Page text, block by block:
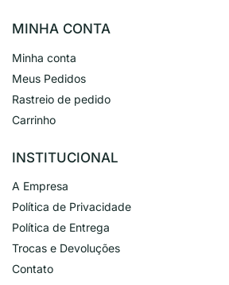
MINHA CONTA
Minha conta
Meus Pedidos
Rastreio de pedido
Carrinho
INSTITUCIONAL
A Empresa
Política de Privacidade
Política de Entrega
Trocas e Devoluções
Contato